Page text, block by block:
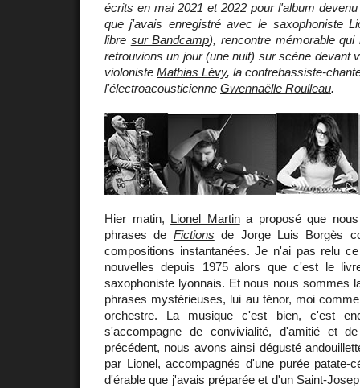
écrits en mai 2021 et 2022 pour l'album
que j'avais enregistré avec le saxophoniste
libre sur Bandcamp), rencontre mémorable
retrouvions un jour (une nuit) sur scène devant
violoniste Mathias Lévy, la contrebassiste-
l'électroacousticienne Gwennaëlle Roulleau.
Hier matin, Lionel Martina proposé que
phrases de Fictions de Jorge Luis Borgès
compositions instantanées. Je n'ai pas relu
nouvelles depuis 1975 alors que c'est le
saxophoniste lyonnais. Et nous nous sommes
phrases mystérieuses, lui au ténor, moi
orchestre. La musique c'est bien, c'est
s'accompagne de convivialité, d'amitié et
précédent, nous avons ainsi dégusté
par Lionel, accompagnés d'une purée patate-
d'érable que j'avais préparée et d'un Saint-